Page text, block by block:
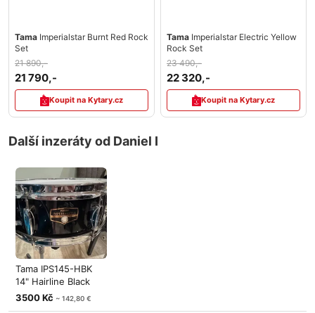
Tama Imperialstar Burnt Red Rock
Set
21 890,-
21 790,-
Koupit na Kytary.cz
Tama Imperialstar Electric Yellow
Rock Set
23 490,-
22 320,-
Koupit na Kytary.cz
Další inzeráty od Daniel I
Tama IPS145-HBK
14" Hairline Black
Snare bube
3500 Kč ~ 142,80 €